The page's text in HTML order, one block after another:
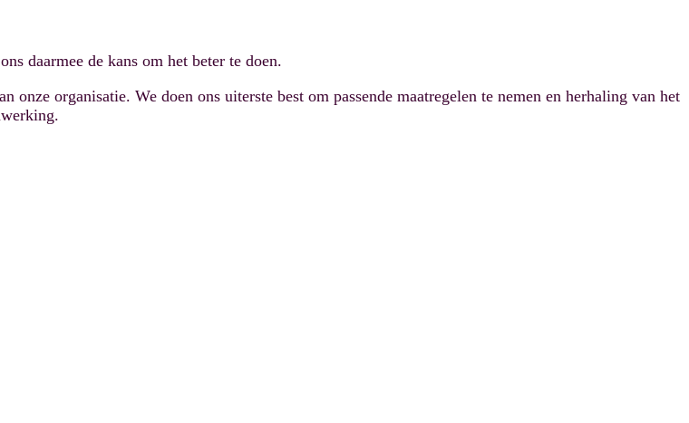
daarmee de kans om het beter te doen.
organisatie. We doen ons uiterste best om passende maatregelen te nemen en herhaling van het